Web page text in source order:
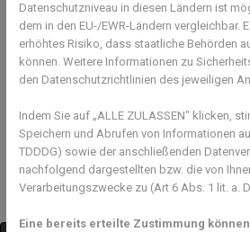
05. August 2026
Previous
Next
Datenschutzniveau in diesen Ländern ist
dem in den EU-/EWR-Ländern vergleichbar.
erhöhtes Risiko, dass staatliche Behörden
können. Weitere Informationen zu
den Datenschutzrichtlinien des jeweiligen
Indem Sie auf „ALLE ZULASSEN" klicken,
Speichern und Abrufen von Informationen
TDDDG) sowie der anschließenden
nachfolgend dargestellten bzw. die von
Verarbeitungszwecke zu (Art 6 Abs. 1 lit. a.
Eine bereits erteilte Zustimmung